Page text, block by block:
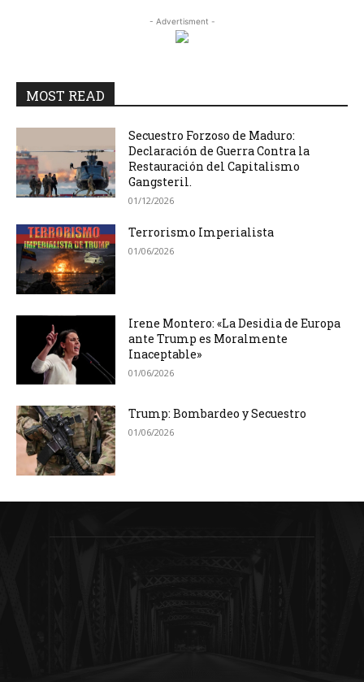
- Advertisment -
MOST READ
Secuestro Forzoso de Maduro:
Declaración de Guerra Contra la
Restauración del Capitalismo
Gangsteril.
01/12/2026
Terrorismo Imperialista
01/06/2026
Irene Montero: «La Desidia de Europa
ante Trump es Moralmente
Inaceptable»
01/06/2026
Trump: Bombardeo y Secuestro
01/06/2026